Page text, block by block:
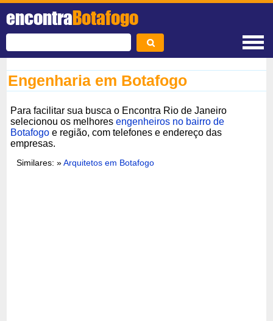
encontraBotafogo
Engenharia em Botafogo
Para facilitar sua busca o Encontra Rio de Janeiro
selecionou os melhoresengenheiros no bairro de
Botafogo e região, com telefones e endereço das
empresas.
Similares: »Arquitetos em Botafogo